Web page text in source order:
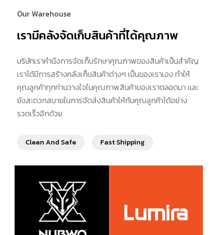
Our Warehouse
เรามีคลังจัดเก็บสินค้าที่ได้คุณภาพ
บริษัทเราคำนึงการจัดเก็บรักษาคุณภาพของสินค้าเป็นสำคัญ
เราได้มีการสร้างคลังเก็บสินค้าต่างๆ เป็นของเราเอง ทำให้
คุณลูกค้าทุกท่านวางใจในคุณภาพสินค้าของเราตลอดมา และ
ยังสะดวกสบายในการจัดส่งสินค้าให้กับคุณลูกค้าได้อย่าง
รวดเร็วอีกด้วย
Clean And Safe Fast Shipping